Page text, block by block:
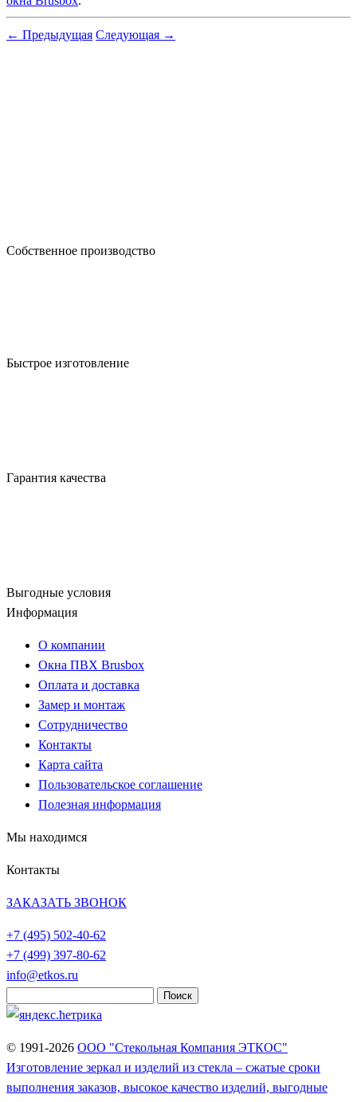
← Предыдущая Следующая →
Собственное производство
Быстрое изготовление
Гарантия качества
Выгодные условия
Информация
О компании
Окна ПВХ Brusbox
Оплата и доставка
Замер и монтаж
Сотрудничество
Контакты
Карта сайта
Пользовательское соглашение
Полезная информация
Мы находимся
Контакты
ЗАКАЗАТЬ ЗВОНОК
+7 (495) 502-40-62
+7 (499) 397-80-62
info@etkos.ru
© 1991-2026 ООО "Стекольная Компания ЭТКОС"
Изготовление зеркал и изделий из стекла – сжатые сроки
выполнения заказов, высокое качество изделий, выгодные